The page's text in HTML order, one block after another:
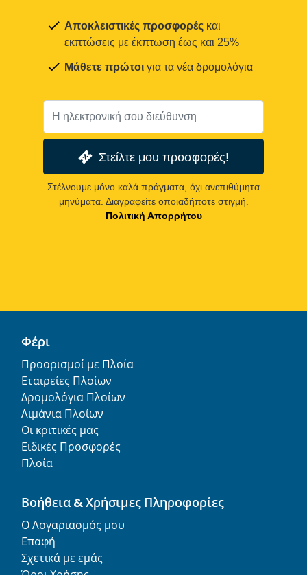
Αποκλειστικές προσφορές και
εκπτώσεις με έκπτωση έως και 25%
Μάθετε πρώτοι για τα νέα δρομολόγια
Στείλτε μου προσφορές!
Στέλνουμε μόνο καλά πράγματα, όχι ανεπιθύμητα
μηνύματα. Διαγραφείτε οποιαδήποτε στιγμή.
Πολιτική Απορρήτου
Φέρι
Προορισμοί με Πλοία
Εταιρείες Πλοίων
Δρομολόγια Πλοίων
Λιμάνια Πλοίων
Οι κριτικές μας
Ειδικές Προσφορές
Πλοία
Βοήθεια & Χρήσιμες Πληροφορίες
Ο Λογαριασμός μου
Επαφή
Σχετικά με εμάς